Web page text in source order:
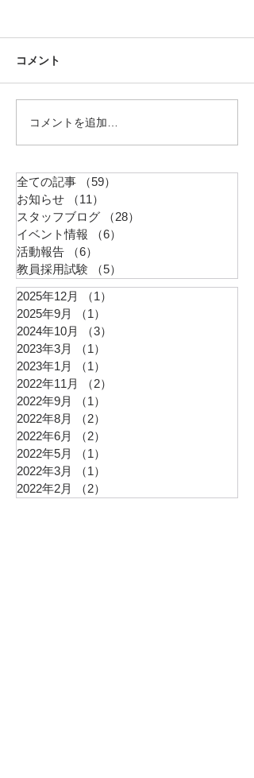
新しい体験を創ってい
く。
コメント
コメントを追加…
全ての記事 （59）
お知らせ
（11）
スタッフブログ
（28）
イベント情報
（6）
活動報告
（6）
教員採用試験
（5）
2025年12月
（1）
2025年9月
（1）
2024年10月
（3）
2023年3月
（1）
2023年1月
（1）
2022年11月
（2）
2022年9月
（1）
2022年8月
（2）
2022年6月
（2）
2022年5月
（1）
2022年3月
（1）
2022年2月
（2）